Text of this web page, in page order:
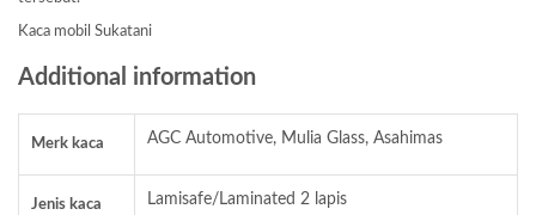
Kaca mobil Sukatani
Additional information
Merk kaca AGC Automotive, Mulia Glass, Asahimas
Jenis kaca Lamisafe/Laminated 2 lapis